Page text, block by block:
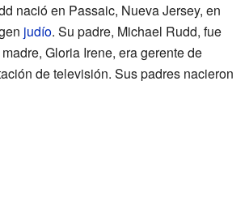
nació en Passaic, Nueva Jersey, en
judío. Su padre, Michael Rudd, fue
Gloria Irene, era gerente de
de televisión. Sus padres nacieron